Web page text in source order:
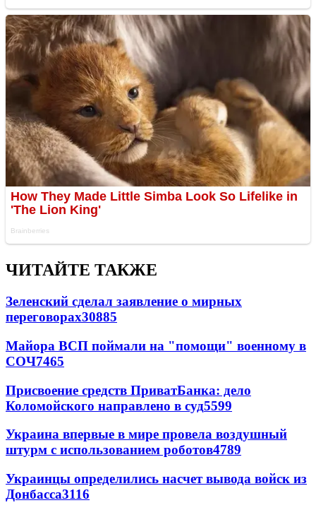
ЧИТАЙТЕ ТАКЖЕ
Зеленский сделал заявление о мирных
переговорах30885
Майора ВСП поймали на "помощи" военному в
СОЧ7465
Присвоение средств ПриватБанка: дело
Коломойского направлено в суд5599
Украина впервые в мире провела воздушный
штурм с использованием роботов4789
Украинцы определились насчет вывода войск из
Донбасса3116